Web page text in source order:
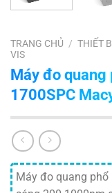
TRANG CHỦ / THIẾT
VIS
Máy đo quang
1700SPC
Máy đo quang phổ